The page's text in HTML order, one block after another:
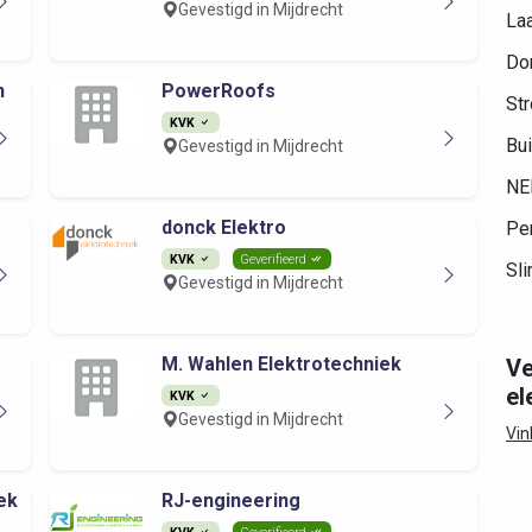
Gevestigd in Mijdrecht
PowerRoofs
KVK
Gevestigd in Mijdrecht
donck Elektro
KVK Geverifieerd
Gevestigd in Mijdrecht
M. Wahlen Elektrotechniek
KVK
Gevestigd in Mijdrecht
RJ-engineering